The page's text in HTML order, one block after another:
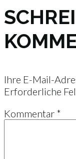
Ihre E-Mail-
Erforderliche
Kommentar *